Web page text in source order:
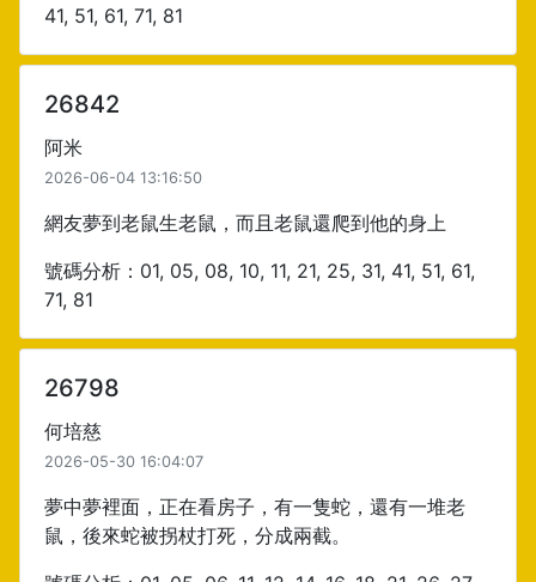
41, 51, 61, 71, 81
26842
阿米
2026-06-04 13:16:50
網友夢到老鼠生老鼠，而且老鼠還爬到他的身上
號碼分析：01, 05, 08, 10, 11, 21, 25, 31, 41, 51, 61,
71, 81
26798
何培慈
2026-05-30 16:04:07
夢中夢裡面，正在看房子，有一隻蛇，還有一堆老
鼠，後來蛇被拐杖打死，分成兩截。